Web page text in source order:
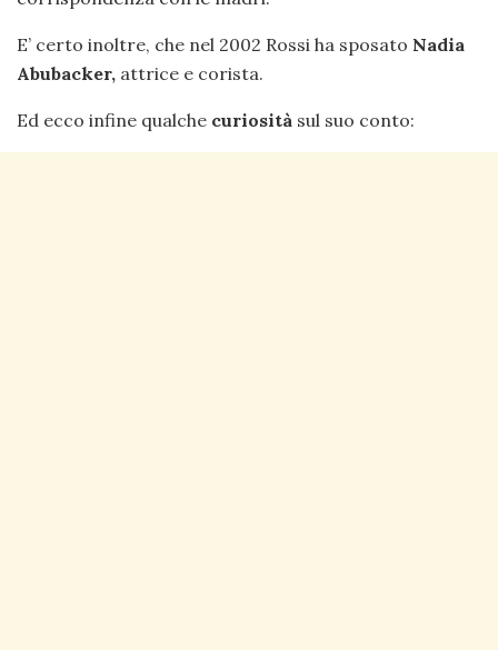
E’ certo inoltre, che nel 2002 Rossi ha sposato Nadia
Abubacker, attrice e corista.
Ed ecco infine qualche curiosità sul suo conto: